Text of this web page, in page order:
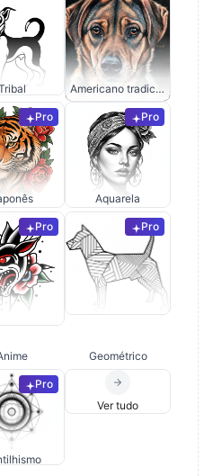
Americano tradicional
Pro Pro
Aquarela
Pro Pro
Geométrico
Pro
Ver tudo